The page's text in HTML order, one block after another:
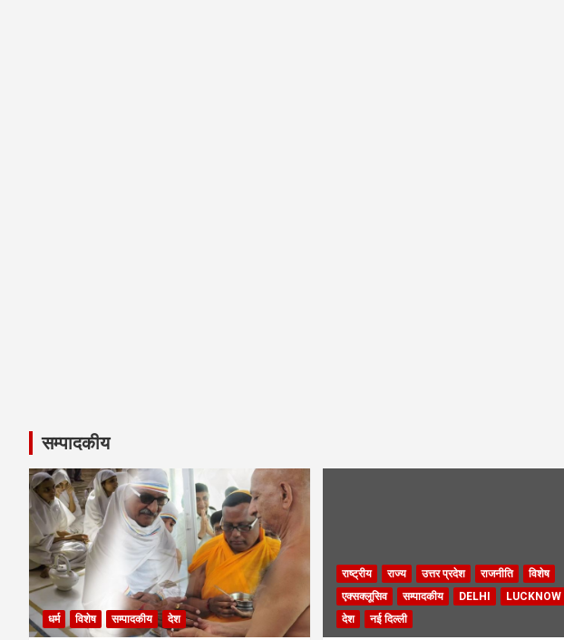
सम्पादकीय
धर्म विशेष सम्पादकीय देश
राष्ट्रीय राज्य उत्तर प्रदेश राजनीति
विशेष
एक्सक्लूसिव
सम्पादकीय DELHI
LUCKNOW
देश
नई दिल्ली